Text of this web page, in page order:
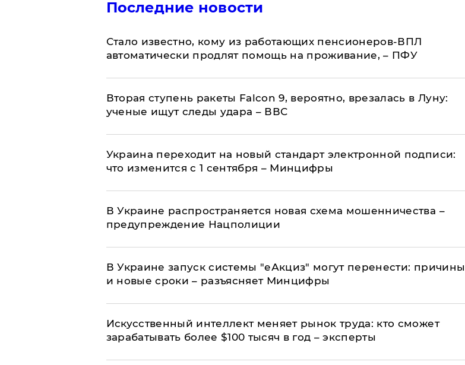
Последние новости
Стало известно, кому из работающих пенсионеров-ВПЛ
автоматически продлят помощь на проживание, – ПФУ
Вторая ступень ракеты Falcon 9, вероятно, врезалась в Луну:
ученые ищут следы удара – ВВС
Украина переходит на новый стандарт электронной подписи:
что изменится с 1 сентября – Минцифры
В Украине распространяется новая схема мошенничества –
предупреждение Нацполиции
В Украине запуск системы "еАкциз" могут перенести: причины
и новые сроки – разъясняет Минцифры
Искусственный интеллект меняет рынок труда: кто сможет
зарабатывать более $100 тысяч в год – эксперты